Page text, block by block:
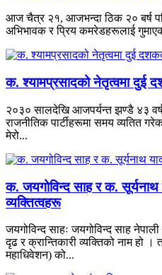
आज चैत्र २१, आजभन्दा ठिक २० बर्ष
अभिभावक र प्रिय कमरेडहरूलाई
क. श्यामप्रसादको नेतृत्वमा दुई
२०३० सालदेखि आजपर्यन्त झण्डै ४३ वर्ष
राजनीतिक पार्टीहरूमा समय व्यतित
मेरो...
क. जयगोविन्द साह र क.
व्यक्तित्वहरू
जयगोविन्द साहः जयगोविन्द साह
दृढ र क्रान्तिकारी व्यक्तिको नाम हो ।
महाधिवेशन) को...